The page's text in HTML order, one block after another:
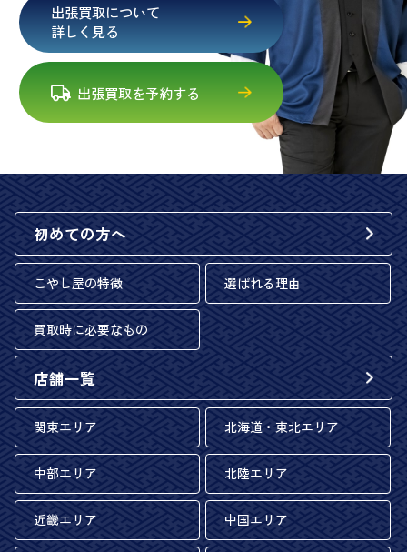
出張買取について
詳しく見る
出張買取を予約する
初めての方へ
こやし屋の特徴 選ばれる理由
買取時に必要なもの
店舗一覧
関東エリア 北海道・東北エリア
中部エリア 北陸エリア
近畿エリア 中国エリア